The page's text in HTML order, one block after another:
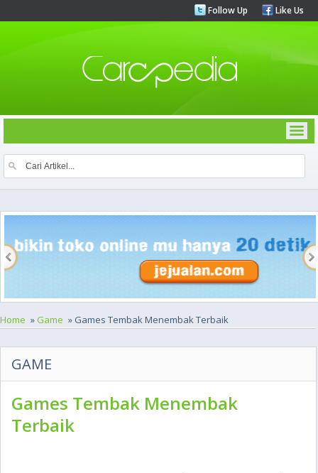
Follow Up Like Us
Home » Game » Games Tembak Menembak Terbaik
GAME
Games Tembak Menembak
Terbaik